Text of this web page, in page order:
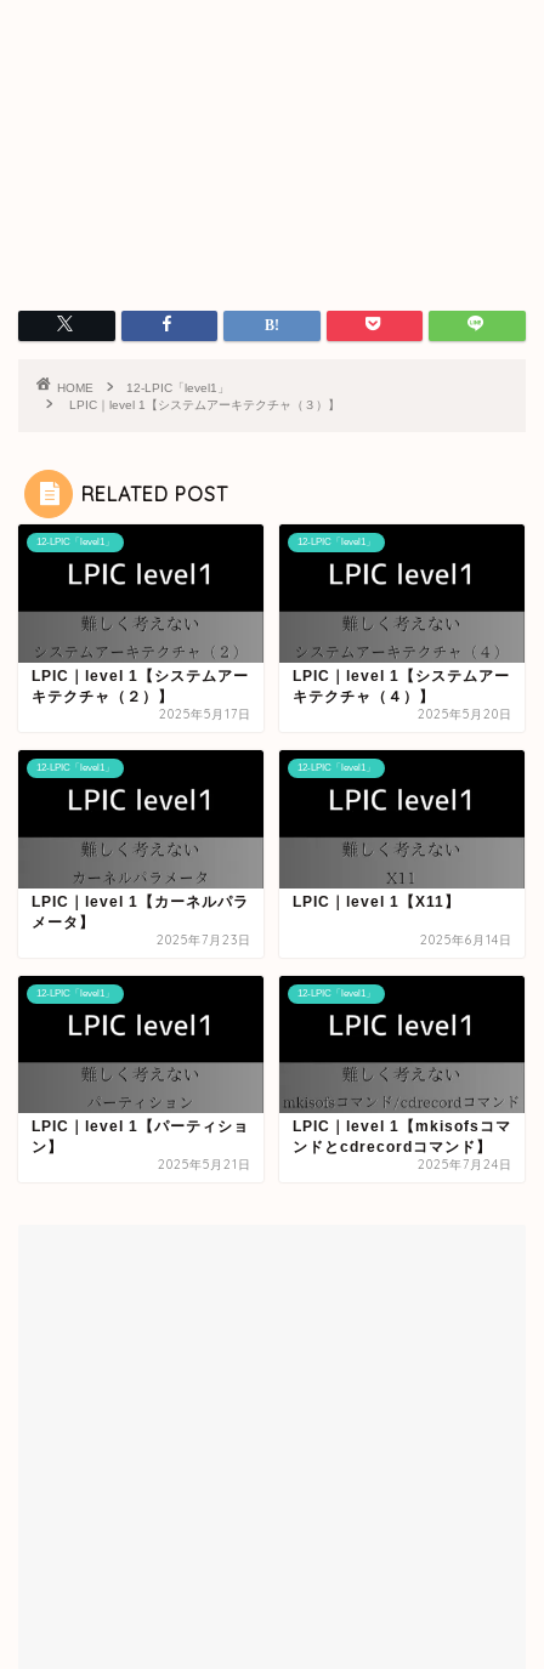
HOME
12-LPIC「level1」
LPIC｜level 1【システムアーキテクチャ（３）】
RELATED POST
12-LPIC「level1」
LPIC｜level 1【システムアー
キテクチャ（２）】
2025年5月17日
12-LPIC「level1」
LPIC｜level 1【システムアー
キテクチャ（４）】
2025年5月20日
12-LPIC「level1」
LPIC｜level 1【カーネルパラ
メータ】
2025年7月23日
12-LPIC「level1」
LPIC｜level 1【X11】
2025年6月14日
12-LPIC「level1」
LPIC｜level 1【パーティショ
ン】
2025年5月21日
12-LPIC「level1」
LPIC｜level 1【mkisofsコマ
ンドとcdrecordコマンド】
2025年7月24日